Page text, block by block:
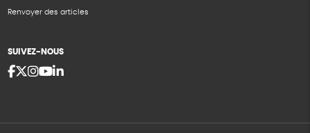
Renvoyer des articles
SUIVEZ-NOUS